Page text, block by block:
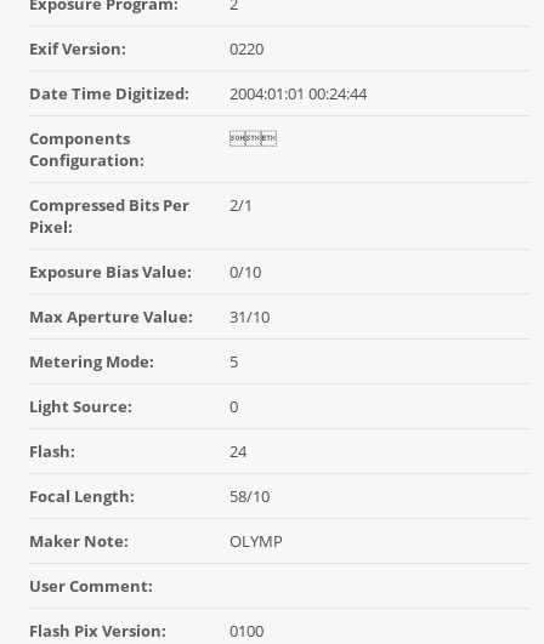
Exif Version: 0220
Date Time Digitized: 2004:01:01 00:24:44
Components
Configuration:

Compressed Bits Per
Pixel:
2/1
Exposure Bias Value: 0/10
Max Aperture Value: 31/10
Metering Mode: 5
Light Source: 0
Flash: 24
Focal Length: 58/10
Maker Note: OLYMP
User Comment:
Flash Pix Version: 0100